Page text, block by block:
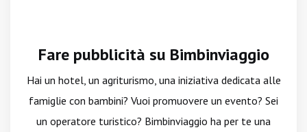
Fare pubblicità su Bimbinviaggio
Hai un hotel, un agriturismo, una iniziativa dedicata alle
famiglie con bambini? Vuoi promuovere un evento? Sei
un operatore turistico? Bimbinviaggio ha per te una